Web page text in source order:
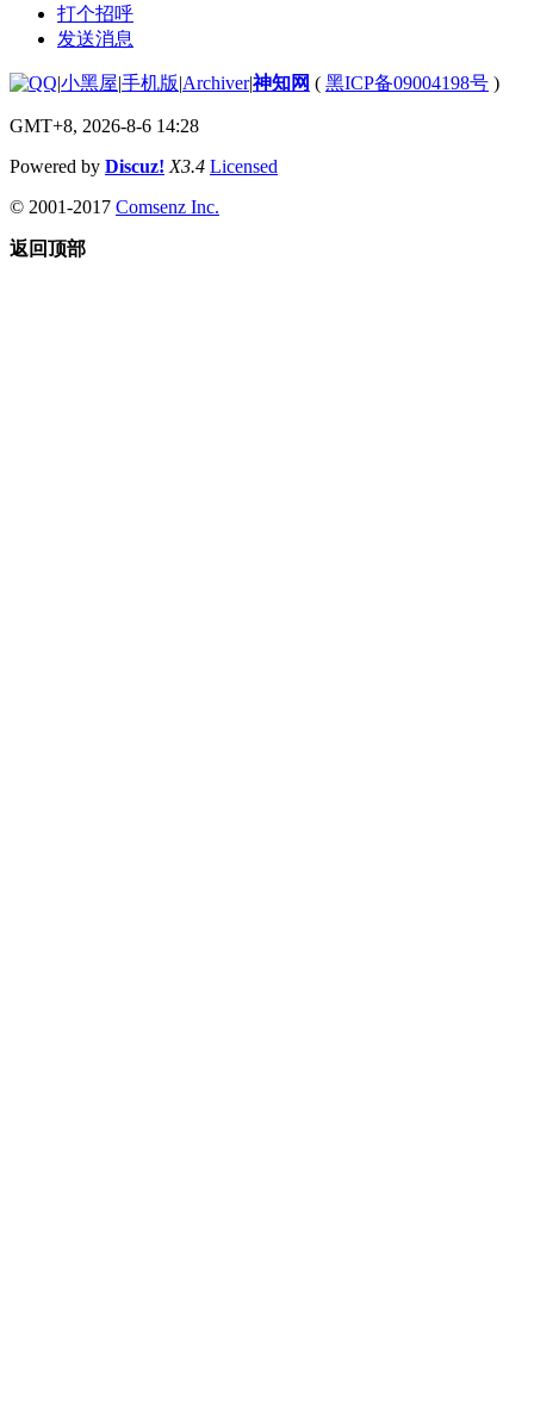
打个招呼
发送消息
|小黑屋|手机版|Archiver|神知网 ( 黑ICP备09004198号 )
GMT+8, 2026-8-6 14:28
Powered by Discuz! X3.4 Licensed
© 2001-2017 Comsenz Inc.
返回顶部